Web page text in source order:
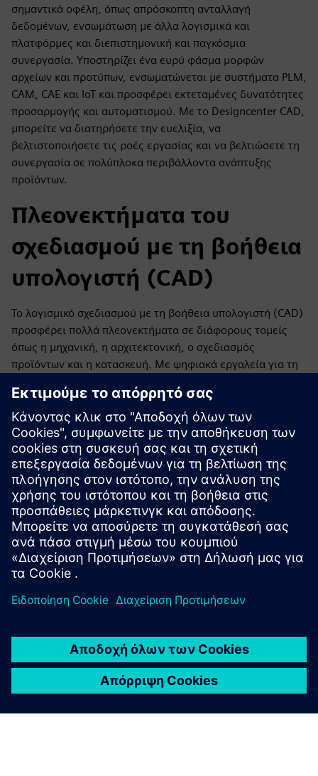
σημαντικά οφέλη, όπως απρόσκοπτη ανταλλαγή
δεδομένων, ενσωμάτωση με άλλα λογισμικά και
πλατφόρμες και διεπιστημονική και παγκόσμια
συνεργασία. Υποστηρίζει ένα ευρύ φάσμα μορφών
αρχείων και προτύπων, ενσωματώνεται με συστήματα PLM,
CAM, CAE και IoT και προσφέρει εκτεταμένες δυνατότητες
προσαρμογής και αυτοματισμού. Με το Designcenter CAD,
μπορείτε να διατηρήσετε την ευελιξία, να
βελτιστοποιήσετε τις ροές εργασίας και να βελτιώσετε τη
συνεργασία σε πολύπλοκα περιβάλλοντα ανάπτυξης
προϊόντων.
Πλεονεκτήματα του
σχεδιασμού με τη βοήθεια
υπολογιστή (CAD)
Το λογισμικό σχεδιασμού με τη βοήθεια υπολογιστή (CAD)
προσφέρει πολλά πλεονεκτήματα σε διάφορους τομείς
όπως η μηχανική, η αρχιτεκτονική, ο σχεδιασμός
προϊόντων και η κατασκευή. Με ψηφιακά εργαλεία για τη
σχεδίων, η αξιοποίηση λογισμικού CAD βελτιώνει την
αποδοτικότητα, την ακρίβεια, τη συνεργασία και την
καινοτομία σας.
Με το λογισμικό CAD, μπορείτε να απολαύσετε
πλεονεκτήματα που κυμαίνονται από βελτιωμένη ακρίβεια,
βελτιωμένη συνεργασία και καλύτερη απεικόνιση έως
αυξημένη δημιουργικότητα και επεκτασιμότητα,
εξοικονόμηση κόστους και χρόνου και μειωμένη
επανεπεξεργασία. Το λογισμικό CAD σάς βοηθά να
επιτύχετε υψηλότερη ποιότητα, συνέπεια και
καθιστώντας το απαραίτητο εργαλείο στα σύγχρονα
Ενσωμάτωση λογισμικού
CAD/PLM